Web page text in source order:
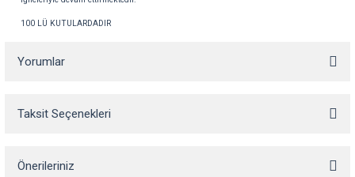
100 LÜ KUTULARDADIR
Yorumlar
Taksit Seçenekleri
Önerileriniz